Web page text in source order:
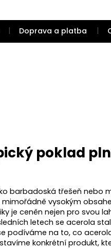
Doprava a platba
poklad
barbadoská třešeň nebo
vysokým
je ceněn nejen pro svou
letech se acerola
podíváme na to, co
konkrétní produkt,